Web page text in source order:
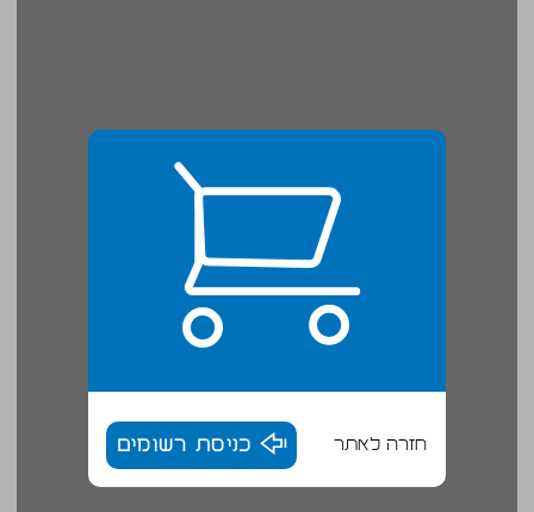
חזרה לאתר כניסת רשומים